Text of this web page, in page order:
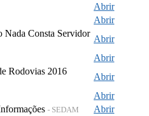
Abrir
Abrir
Nada Consta Servidor
Abrir
Abrir
Rodovias 2016
Abrir
Abrir
- SEDAM
Abrir